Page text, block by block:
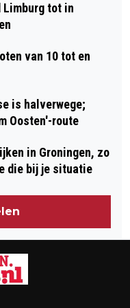
Limburg tot in
van 10 tot en
is halverwege;
Oosten'-route
in Groningen, zo
die bij je situatie